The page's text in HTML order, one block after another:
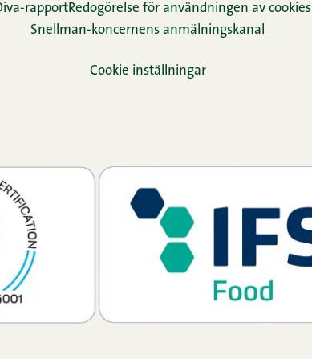
rapportRedogörelse för användningen av cookies
Snellman-koncernens anmälningskanal
Cookie inställningar